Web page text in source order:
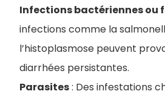
Infections bactériennes ou
infections comme la
l’histoplasmose peuvent
diarrhées persistantes.
Parasites: Des infestations